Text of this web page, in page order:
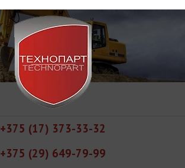
+375 (17) 373-33-32
+375 (29) 649-79-99